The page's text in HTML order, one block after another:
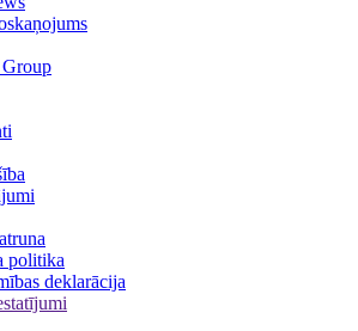
politika
deklarācija